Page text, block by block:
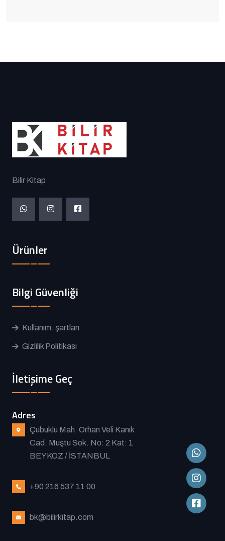
Bilir Kitap
Ürünler
Bilgi Güvenliği
Kullanım. şartları
Gizlilik Politikası
İletişime Geç
Adres
Çubuklu Mah. Orhan Veli Kanık
Cad. Muştu Sok. No: 2 Kat: 1
BEYKOZ / İSTANBUL
+90 216 537 11 00
bk@bilirkitap.com